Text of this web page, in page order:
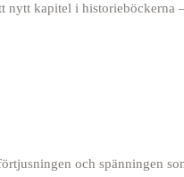
nytt kapitel i historieböckerna
och spänningen